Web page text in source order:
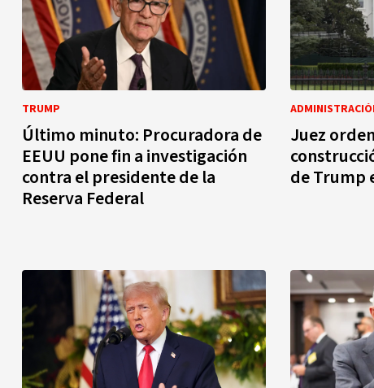
TRUMP
Último minuto: Procuradora de
EEUU pone fin a investigación
contra el presidente de la
Reserva Federal
Juez
de Trump